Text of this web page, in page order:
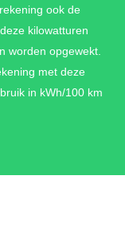
inklapbaar
+ Collision
Control +
system
+ Intelligent
Lane Change
ook de
kilowatturen
worden opgewekt.
met deze
in kWh/100 km